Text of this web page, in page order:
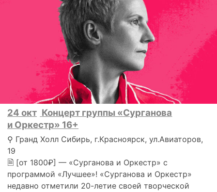
24 окт Концерт группы «Сурганова
и Оркестр» 16+
⚲ Гранд Холл Сибирь, г.Красноярск, ул.Авиаторов,
19
🗎 [от 1800₽] — «Сурганова и Оркестр» с
программой «Лучшее»! «Сурганова и Оркестр»
недавно отметили 20-летие своей творческой